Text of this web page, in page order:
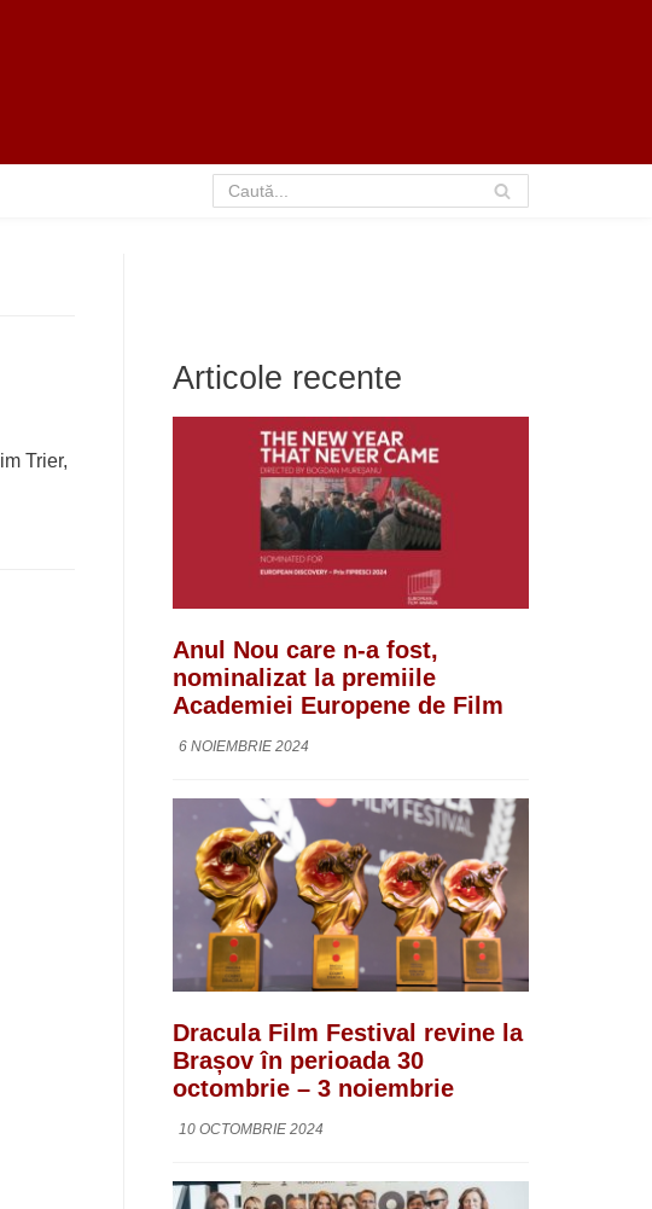
Trier,
Articole recente
Anul Nou care n-a fost,
nominalizat la premiile
Academiei Europene de Film
6 NOIEMBRIE 2024
Dracula Film Festival revine la
Brașov în perioada 30
octombrie – 3 noiembrie
10 OCTOMBRIE 2024